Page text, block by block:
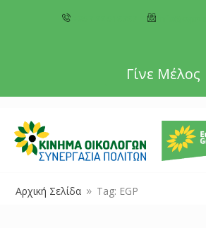
Γίνε Μέλος
Αρχική Σελίδα 9 Tag: EGP